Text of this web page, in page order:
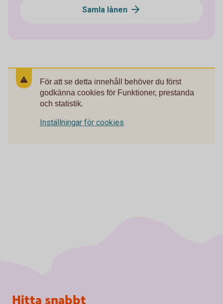
Samla lånen
För att se detta innehåll behöver du först
godkänna cookies för Funktioner, prestanda
och statistik.
Inställningar för cookies
Sidfot